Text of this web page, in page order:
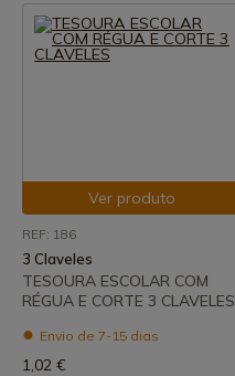
Ver produto
REF: 186
3 Claveles
TESOURA ESCOLAR COM
RÉGUA E CORTE 3 CLAVELES
Envio de 7-15 dias
1,02 €